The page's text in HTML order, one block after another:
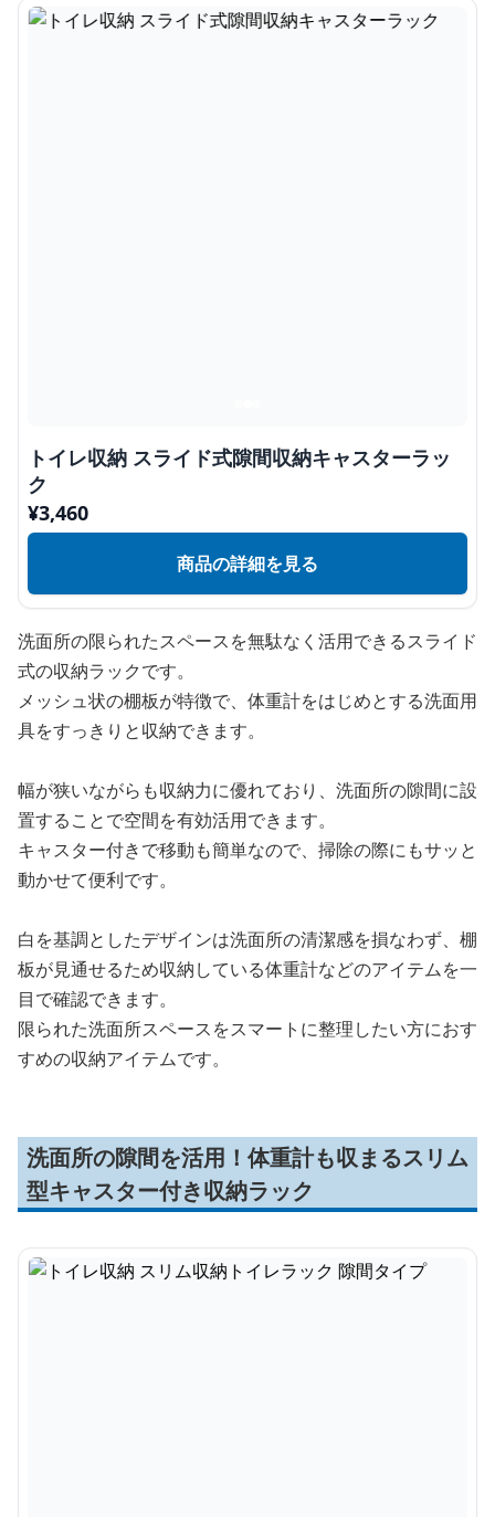
トイレ収納 スライド式隙間収納キャスターラッ
ク
¥3,460
商品の詳細を見る
洗面所の限られたスペースを無駄なく活用できるスライド
式の収納ラックです。
メッシュ状の棚板が特徴で、体重計をはじめとする洗面用
具をすっきりと収納できます。
幅が狭いながらも収納力に優れており、洗面所の隙間に設
置することで空間を有効活用できます。
キャスター付きで移動も簡単なので、掃除の際にもサッと
動かせて便利です。
白を基調としたデザインは洗面所の清潔感を損なわず、棚
板が見通せるため収納している体重計などのアイテムを一
目で確認できます。
限られた洗面所スペースをスマートに整理したい方におす
すめの収納アイテムです。
洗面所の隙間を活用！体重計も収まるスリム
型キャスター付き収納ラック